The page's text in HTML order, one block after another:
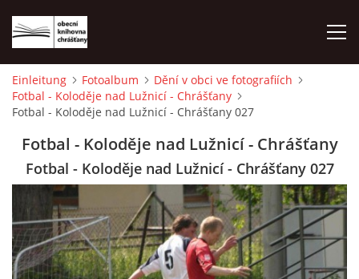
EINLEITUNG
FOTOALBUM
© 2026 eStránky.cz |WebSlice |Drucken|Aktualisiert: 1. 8. 2026|
Einleitung Fotoalbum
Dění v obci ve fotografiích
Fotbal - Koloděje nad Lužnicí - Chrášťany
Fotbal - Koloděje nad Lužnicí - Chrášťany 027
Fotbal - Koloděje nad Lužnicí - Chrášťany
Fotbal - Koloděje nad Lužnicí - Chrášťany 027